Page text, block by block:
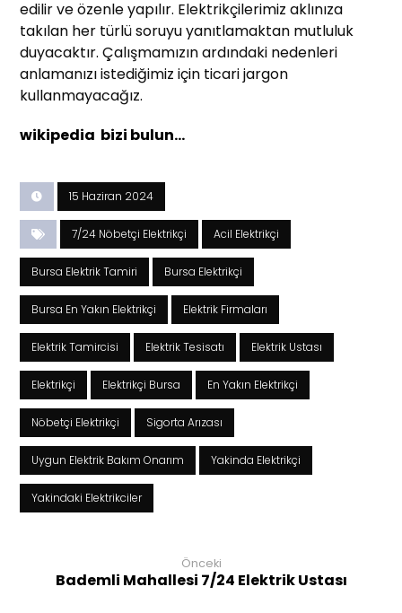
edilir ve özenle yapılır. Elektrikçilerimiz aklınıza
takılan her türlü soruyu yanıtlamaktan mutluluk
duyacaktır. Çalışmamızın ardındaki nedenleri
anlamanızı istediğimiz için ticari jargon
kullanmayacağız.
wikipedia bizi bulun…
15 Haziran 2024
7/24 Nöbetçi Elektrikçi Acil Elektrikçi
Bursa Elektrik Tamiri Bursa Elektrikçi
Bursa En Yakın Elektrikçi Elektrik Firmaları
Elektrik Tamircisi Elektrik Tesisatı Elektrik Ustası
Elektrikçi Elektrikçi Bursa En Yakın Elektrikçi
Nöbetçi Elektrikçi Sigorta Arızası
Uygun Elektrik Bakım Onarım Yakinda Elektrikçi
Yakindaki Elektrikciler
Önceki
Bademli Mahallesi 7/24 Elektrik Ustası